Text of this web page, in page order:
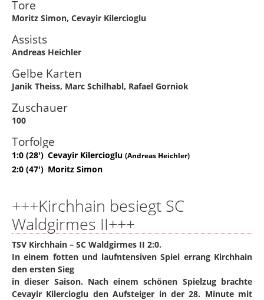
Tore
Moritz Simon, Cevayir Kilercioglu
Assists
Andreas Heichler
Gelbe Karten
Janik Theiss, Marc Schilhabl, Rafael Gorniok
Zuschauer
100
Torfolge
1:0 (28') Cevayir Kilercioglu (Andreas Heichler)
2:0 (47') Moritz Simon
+++Kirchhain besiegt SC
Waldgirmes II+++
TSV Kirchhain – SC Waldgirmes II 2:0.
In einem fotten und laufntensiven Spiel errang Kirchhain
den ersten Sieg
in dieser Saison. Nach einem schönen Spielzug brachte
Cevayir Kilercioglu den Aufsteiger in der 28. Minute mit